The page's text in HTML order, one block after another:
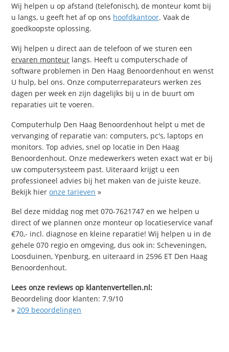
Wij helpen u op afstand (telefonisch), de monteur komt bij
u langs, u geeft het af op ons hoofdkantoor. Vaak de
goedkoopste oplossing.
Wij helpen u direct aan de telefoon of we sturen een
ervaren monteur langs. Heeft u computerschade of
software problemen in Den Haag Benoordenhout en wenst
U hulp, bel ons. Onze computerreparateurs werken zes
dagen per week en zijn dagelijks bij u in de buurt om
reparaties uit te voeren.
Computerhulp Den Haag Benoordenhout helpt u met de
vervanging of reparatie van: computers, pc's, laptops en
monitors. Top advies, snel op locatie in Den Haag
Benoordenhout. Onze medewerkers weten exact wat er bij
uw computersysteem past. Uiteraard krijgt u een
professioneel advies bij het maken van de juiste keuze.
Bekijk hieronze tarieven »
Bel deze middag nog met 070-7621747 en we helpen u
direct of we plannen onze monteur op locatieservice vanaf
€70,- incl. diagnose en kleine reparatie! Wij helpen u in de
gehele 070 regio en omgeving, dus ook in: Scheveningen,
Loosduinen, Ypenburg, en uiteraard in 2596 ET Den Haag
Benoordenhout.
Lees onze reviews op klantenvertellen.nl:
Beoordeling door klanten:7.9/10
»209 beoordelingen